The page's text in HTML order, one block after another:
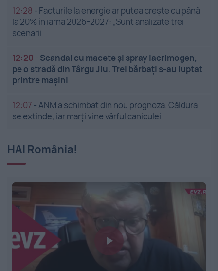
12:28 - Facturile la energie ar putea crește cu până
la 20% în iarna 2026-2027: „Sunt analizate trei
scenarii
12:20 - Scandal cu macete și spray lacrimogen,
pe o stradă din Târgu Jiu. Trei bărbați s-au luptat
printre mașini
12:07 -ANM a schimbat din nou prognoza. Căldura
se extinde, iar marți vine vârful caniculei
HAI România!